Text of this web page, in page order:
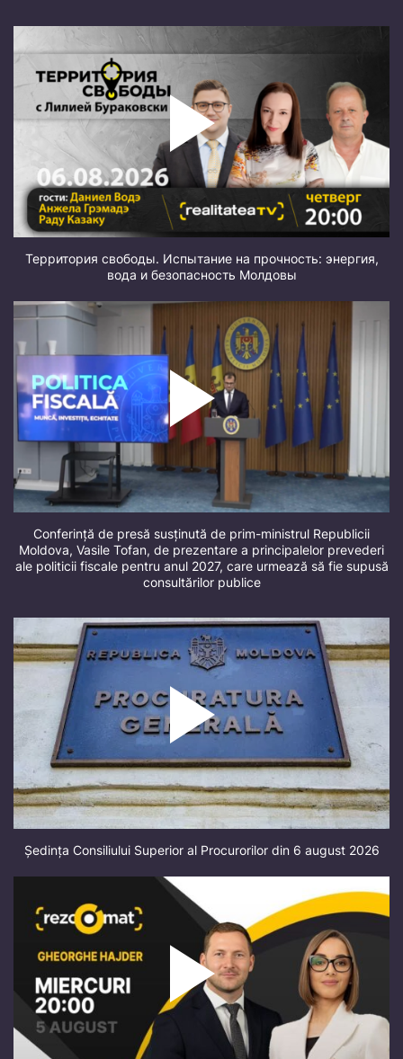
Территория свободы. Испытание на прочность: энергия,
вода и безопасность Молдовы
Conferință de presă susținută de prim-ministrul Republicii
Moldova, Vasile Tofan, de prezentare a principalelor prevederi
ale politicii fiscale pentru anul 2027, care urmează să fie supusă
consultărilor publice
Ședința Consiliului Superior al Procurorilor din 6 august 2026